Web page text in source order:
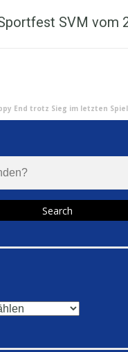
SVM vom
End trotz Sieg im letzten Spiel